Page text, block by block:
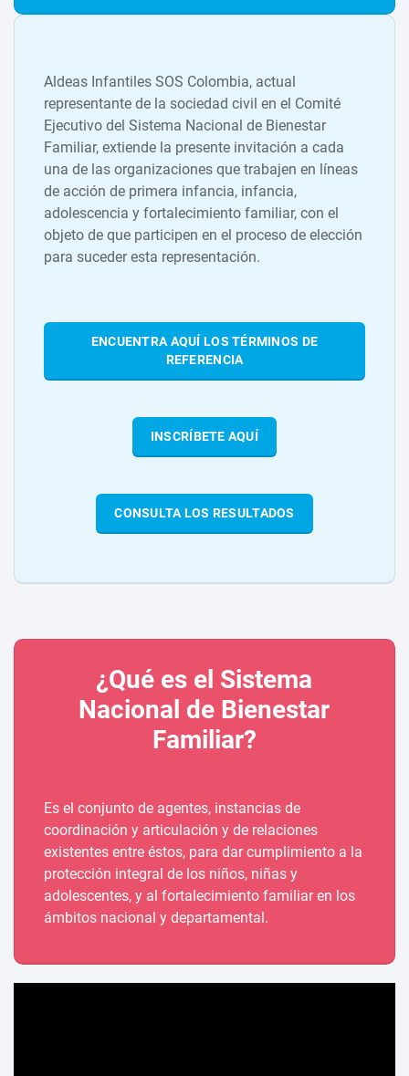
Aldeas Infantiles SOS Colombia, actual
representante de la sociedad civil en el Comité
Ejecutivo del Sistema Nacional de Bienestar
Familiar, extiende la presente invitación a cada
una de las organizaciones que trabajen en líneas
de acción de primera infancia, infancia,
adolescencia y fortalecimiento familiar, con el
objeto de que participen en el proceso de elección
para suceder esta representación.
ENCUENTRA AQUÍ LOS TÉRMINOS DE
REFERENCIA
INSCRÍBETE AQUÍ
CONSULTA LOS RESULTADOS
¿Qué es el Sistema
Nacional de Bienestar
Familiar?
Es el conjunto de agentes, instancias de
coordinación y articulación y de relaciones
existentes entre éstos, para dar cumplimiento a la
protección integral de los niños, niñas y
adolescentes, y al fortalecimiento familiar en los
ámbitos nacional y departamental.